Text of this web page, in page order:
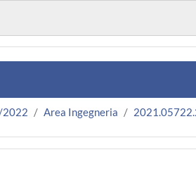
2022 Area Ingegneria